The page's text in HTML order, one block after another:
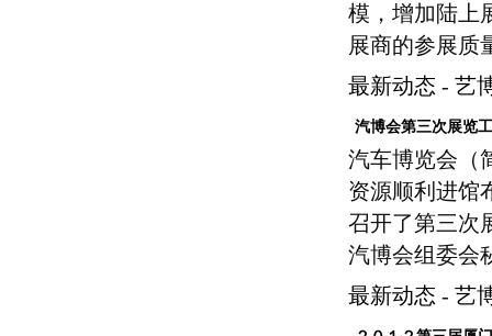
模，增加陆上
展商的参展质
最新动态 - 艺
汽博会第三次展览
汽车博览会（
资源顺利进馆
召开了第三次
汽博会组委会
最新动态 - 艺